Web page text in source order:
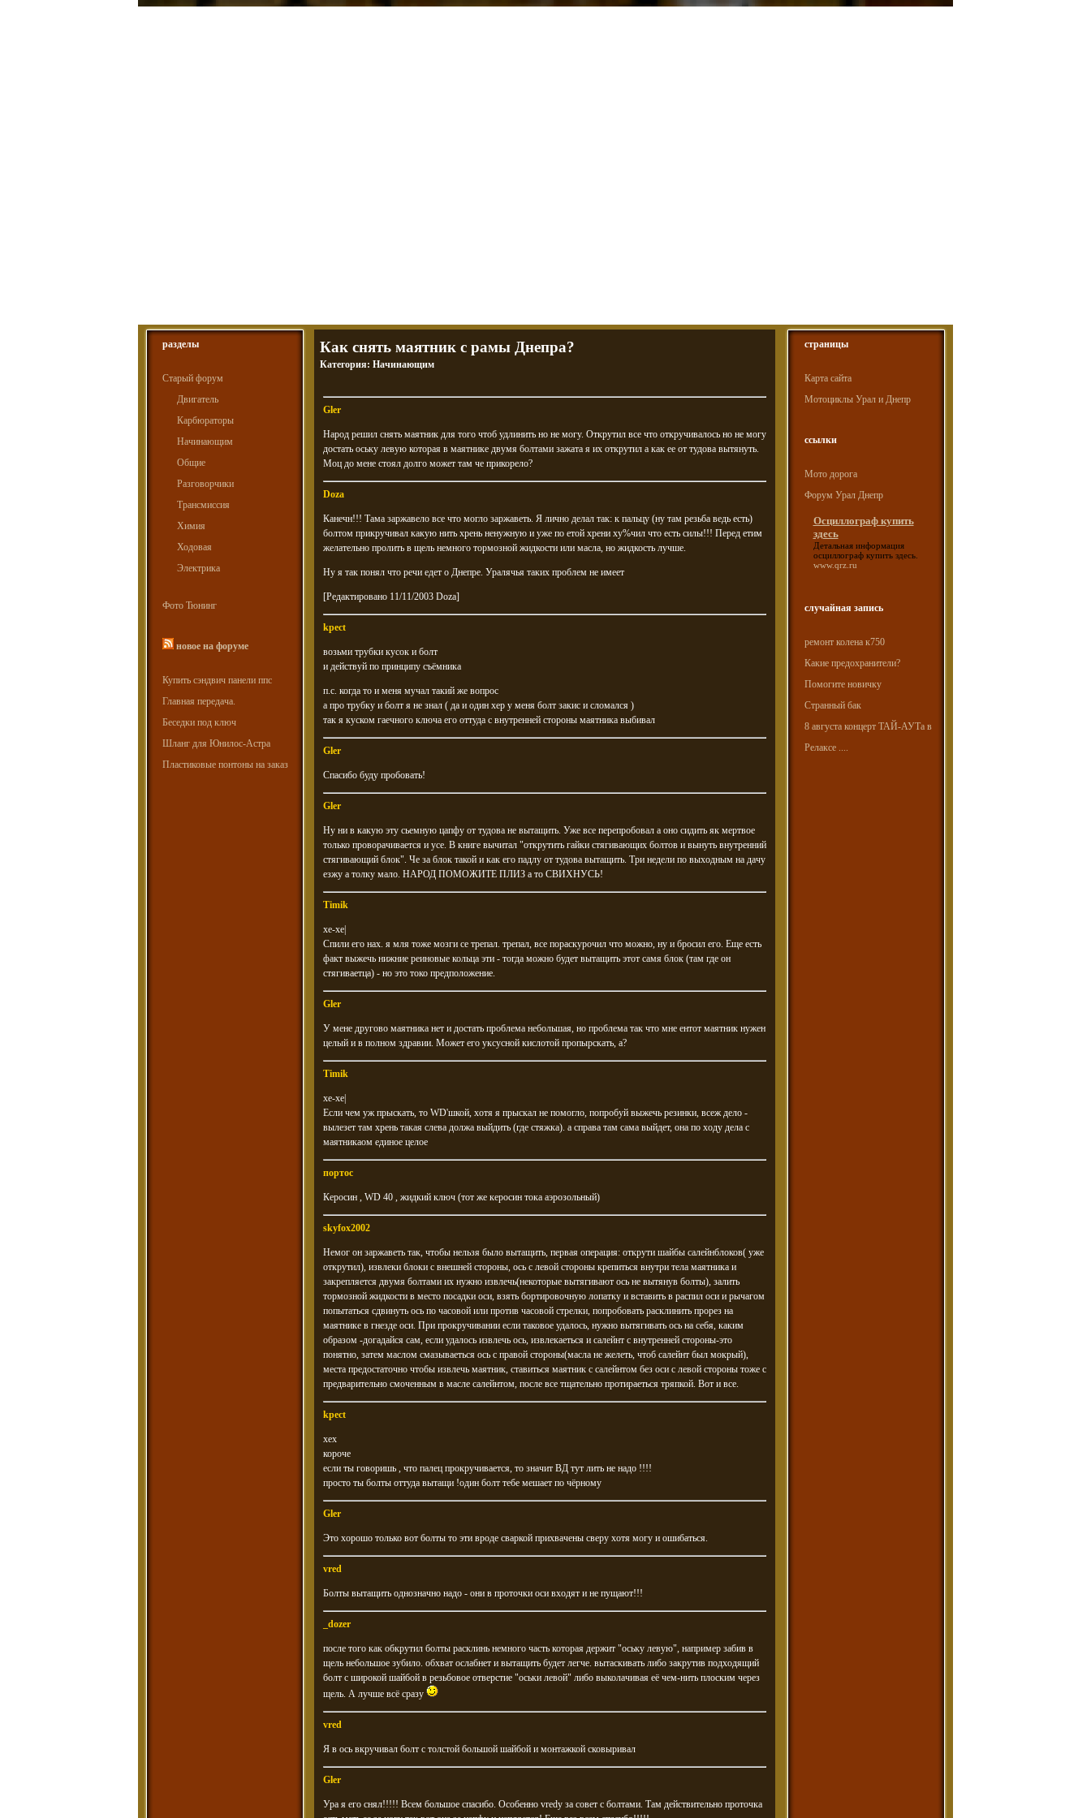
разделы
Старый форум
Двигатель
Карбюраторы
Начинающим
Общие
Разговорчики
Трансмиссия
Химия
Ходовая
Электрика
Фото Тюнинг
новое на форуме
Купить сэндвич панели ппс
Главная передача.
Беседки под ключ
Шланг для Юнилос-Астра
Пластиковые понтоны на заказ
Как снять маятник с рамы Днепра?
Категория: Начинающим
Gler
Народ решил снять маятник для того чтоб удлинить но не могу. Открутил все что откручивалось но не могу
достать оську левую которая в маятнике двумя болтами зажата я их открутил а как ее от тудова вытянуть.
Моц до мене стоял долго может там че прикорело?
Doza
Канечн!!! Тама заржавело все что могло заржаветь. Я лично делал так: к пальцу (ну там резьба ведь есть)
болтом прикручивал какую нить хрень ненужную и уже по етой хрени ху%чил что есть силы!!! Перед етим
желательно пролить в щель немного тормозной жидкости или масла, но жидкость лучше.
Ну я так понял что речи едет о Днепре. Уралячья таких проблем не имеет
[Редактировано 11/11/2003 Doza]
kpect
возьми трубки кусок и болт
и действуй по принципу съёмника
п.с. когда то и меня мучал такий же вопрос
а про трубку и болт я не знал ( да и один хер у меня болт закис и сломался )
так я куском гаечного ключа его оттуда с внутренней стороны маятника выбивал
Gler
Спасибо буду пробовать!
Gler
Ну ни в какую эту сьемную цапфу от тудова не вытащить. Уже все перепробовал а оно сидить як мертвое
только проворачивается и усе. В книге вычитал "открутить гайки стягивающих болтов и вынуть внутренний
стягивающий блок". Че за блок такой и как его падлу от тудова вытащить. Три недели по выходным на дачу
езжу а толку мало. НАРОД ПОМОЖИТЕ ПЛИЗ а то СВИХНУСЬ!
Timik
хе-хе|
Спили его нах. я мля тоже мозги се трепал. трепал, все пораскурочил что можно, ну и бросил его. Еще есть
факт выжечь нижние реиновые кольца эти - тогда можно будет вытащить этот самя блок (там где он
стягиваетца) - но это токо предположение.
Gler
У мене другово маятника нет и достать проблема небольшая, но проблема так что мне ентот маятник нужен
целый и в полном здравии. Может его уксусной кислотой пропырскать, а?
Timik
хе-хе|
Если чем уж прыскать, то WD'шкой, хотя я прыскал не помогло, попробуй выжечь резинки, всеж дело -
вылезет там хрень такая слева должа выйдить (где стяжка). а справа там сама выйдет, она по ходу дела с
маятникаом единое целое
портос
Керосин , WD 40 , жидкий ключ (тот же керосин тока аэрозольный)
skyfox2002
Немог он заржаветь так, чтобы нельзя было вытащить, первая операция: открути шайбы салейнблоков( уже
открутил), извлеки блоки с внешней стороны, ось с левой стороны крепиться внутри тела маятника и
закрепляется двумя болтами их нужно извлечь(некоторые вытягивают ось не вытянув болты), залить
тормозной жидкости в место посадки оси, взять бортировочную лопатку и вставить в распил оси и рычагом
попытаться сдвинуть ось по часовой или против часовой стрелки, попробовать расклинить прорез на
маятнике в гнезде оси. При прокручивании если таковое удалось, нужно вытягивать ось на себя, каким
образом -догадайся сам, если удалось извлечь ось, извлекаеться и салейнт с внутренней стороны-это
понятно, затем маслом смазываеться ось с правой стороны(масла не желеть, чтоб салейнт был мокрый),
места предостаточно чтобы извлечь маятник, ставиться маятник с салейнтом без оси с левой стороны тоже с
предварительно смоченным в масле салейнтом, после все тщательно протираеться тряпкой. Вот и все.
kpect
хех
короче
если ты говоришь , что палец прокручивается, то значит ВД тут лить не надо !!!!
просто ты болты оттуда вытащи !один болт тебе мешает по чёрному
Gler
Это хорошо только вот болты то эти вроде сваркой прихвачены сверу хотя могу и ошибаться.
vred
Болты вытащить однозначно надо - они в проточки оси входят и не пущают!!!
_dozer
после того как обкрутил болты расклинь немного часть которая держит "оську левую", например забив в
щель небольшое зубило. обхват ослабнет и вытащить будет легче. вытаскивать либо закрутив подходящий
болт с широкой шайбой в резьбовое отверстие "оськи левой" либо выколачивая её чем-нить плоским через
щель. А лучше всё сразу
vred
Я в ось вкручивал болт с толстой большой шайбой и монтажкой сковыривал
Gler
Ура я его снял!!!!! Всем большое спасибо. Особенно vredу за совет с болтами. Там действительно проточка
страницы
Карта сайта
Мотоциклы Урал и Днепр
ссылки
Мото дорога
Форум Урал Днепр
Осциллограф купить
здесь
Детальная информация
осциллограф купить здесь.
www.qrz.ru
случайная запись
ремонт колена к750
Какие предохранители?
Помогите новичку
Странный бак
8 августа концерт ТАЙ-АУТа в
Релаксе ....